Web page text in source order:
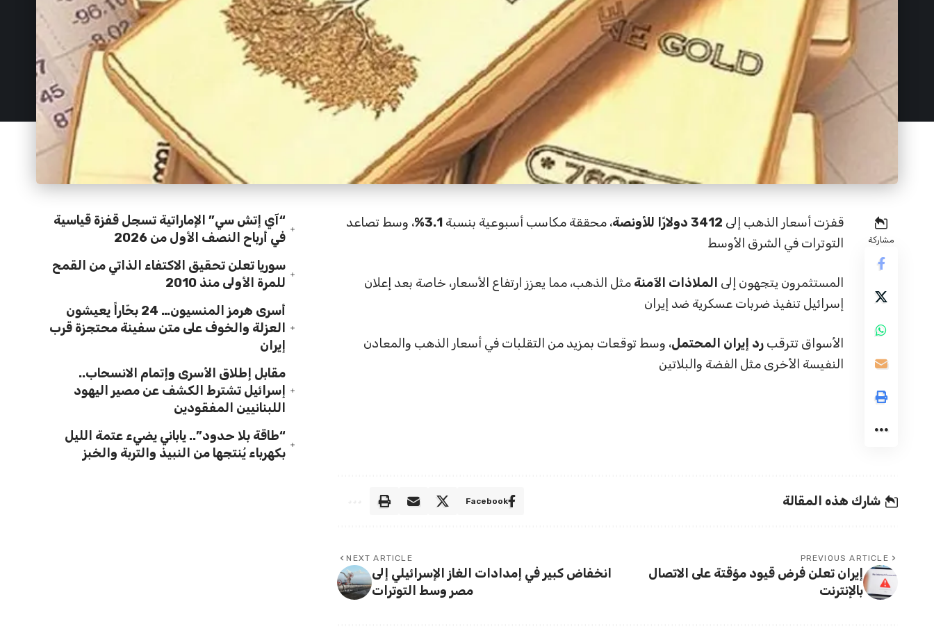
مشاركة
قفزت أسعار الذهب إلى 3412 دولارًا للأونصة ، محققة مكاسب أسبوعية بنسبة 3.1%
، وسط تصاعد
التوترات في الشرق الأوسط
المستثمرون يتجهون إلى الملاذات الآمنة مثل الذهب، مما يعزز ارتفاع الأسعار، خاصة بعد إعلان
إسرائيل تنفيذ ضربات عسكرية ضد إيران
الأسواق تترقب رد إيران المحتمل، وسط توقعات بمزيد من التقلبات في أسعار الذهب والمعادن
النفيسة الأخرى مثل الفضة والبلاتين
شارك هذه المقالة Facebook
PREVIOUS ARTICLE
إيران تعلن فرض قيود مؤقتة على الاتصال
بالإنترنت
NEXT ARTICLE
انخفاض كبير في إمدادات الغاز الإسرائيلي إلى
مصر وسط التوترات
“آي إتش سي” الإماراتية تسجل قفزة قياسية
في أرباح النصف الأول من 2026
سوريا تعلن تحقيق الاكتفاء الذاتي من القمح
للمرة الأولى منذ 2010
أسرى هرمز المنسيون… 24 بحّاراً يعيشون
العزلة والخوف على متن سفينة محتجزة قرب
إيران
مقابل إطلاق الأسرى وإتمام الانسحاب..
إسرائيل تشترط الكشف عن مصير اليهود
اللبنانيين المفقودين
“طاقة بلا حدود”.. ياباني يضيء عتمة الليل
بكهرباء يُنتجها من النبيذ والتربة والخبز